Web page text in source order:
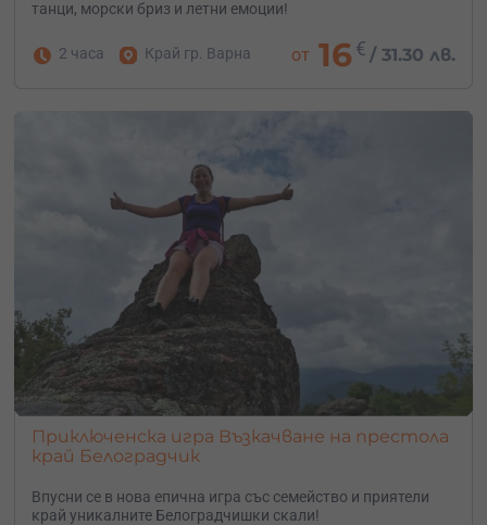
танци, морски бриз и летни емоции!
2 часа Край гр. Варна от 16€ /31.30 лв.
Приключенска игра Възкачване на престола
край Белоградчик
Впусни се в нова епична игра със семейство и приятели
край уникалните Белоградчишки скали!